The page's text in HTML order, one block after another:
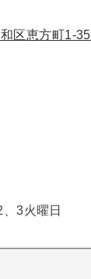
区恵方町1-35
3火曜日